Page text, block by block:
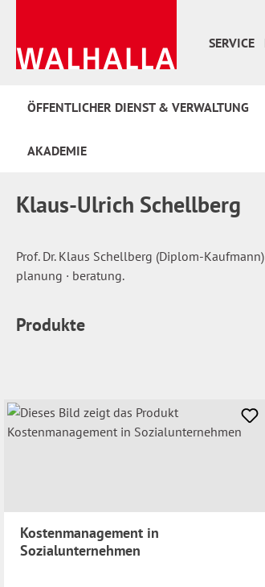
SERVICE
ÖFFENTLICHER DIENST & VERWALTUNG
AKADEMIE
Klaus-Ulrich Schellberg
Prof. Dr. Klaus Schellberg (Diplom-
planung · beratung.
Produkte
Kostenmanagement in
Sozialunternehmen